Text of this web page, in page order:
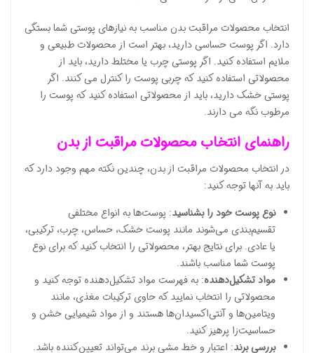
انتخاب محصولات مراقبت بدن مناسب به نیازهای پوستی شما بستگی
دارد. اگر پوست حساسی دارید، بهتر است از محصولات طبیعی و
ملایم استفاده کنید. اگر پوستی چرب یا مختلط دارید، باید از
محصولاتی استفاده کنید که چربی پوست را کنترل می کنند. اگر
پوستی خشک دارید، باید از محصولاتی استفاده کنید که پوست را
مرطوب نگه می دارند.
راهنمای انتخاب محصولات مراقبت از بدن
در انتخاب محصولات مراقبت از بدن، چندین نکته مهم وجود دارد که
باید به آنها توجه کنید:
نوع پوست خود را بشناسید: پوست‌ها به انواع مختلفی
تقسیم‌بندی می‌شوند مانند پوست خشک، حساس، چرب، ترکیبی،
یا عادی. برای نتایج بهتر، محصولاتی را انتخاب کنید که برای نوع
پوست شما مناسب باشند.
مواد تشکیل‌دهنده: به فهرست مواد تشکیل‌دهنده توجه کنید و
محصولاتی را انتخاب نمایید که حاوی ترکیبات مغذی، مانند
ویتامین‌ها و آنتی‌اکسیدان‌ها هستند و از مواد شیمیایی خشن و
حساسیت‌زا پرهیز کنید.
بررسی برند: اعتبار و خط مشی برند می‌تواند تعیین‌کننده باشد.